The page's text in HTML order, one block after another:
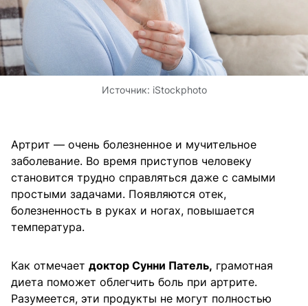
Источник: iStockphoto
Артрит — очень болезненное и мучительное
заболевание. Во время приступов человеку
становится трудно справляться даже с самыми
простыми задачами. Появляются отек,
болезненность в руках и ногах, повышается
температура.
Как отмечает доктор Сунни Патель, грамотная
диета поможет облегчить боль при артрите.
Разумеется, эти продукты не могут полностью